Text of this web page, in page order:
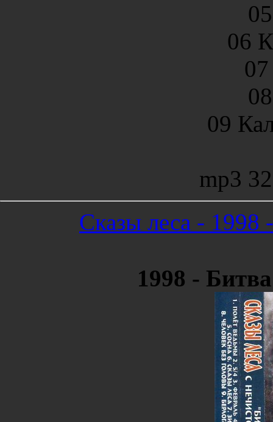
06
09
mp3
Сказы леса - 1998
1998 -